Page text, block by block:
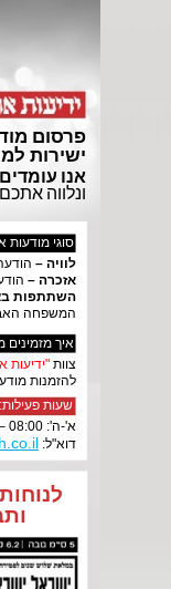
לוויה–
אזכרה–
צוות
שעותפעילות:
א'-ה':08:00–22:30|יוםשבת:17:00–22:30
דוא"ל: